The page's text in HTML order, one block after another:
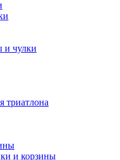
и чулки
триатлона
и корзины